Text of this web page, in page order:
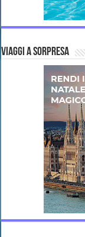
VIAGGI A SORPRESA